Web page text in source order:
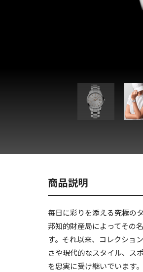
商品説明
毎日に彩りを添える究極の
邦知的財産局によってその
す。それ以来、コレクショ
さや現代的なスタイル、ス
を忠実に受け継いでいます